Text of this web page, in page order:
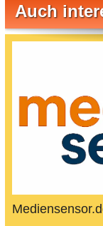
Auch